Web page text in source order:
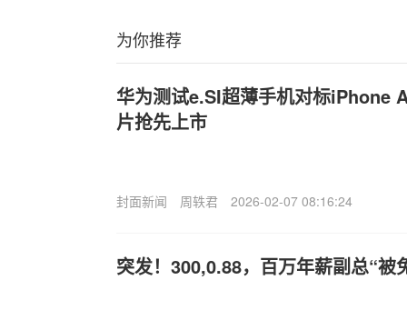
为你推荐
华为测试e.SI超薄手机对标iPhone
片抢先上市
封面新闻 周轶君 2026-02-07 08:16:24
突发！300,0.88，百万年薪副总“被